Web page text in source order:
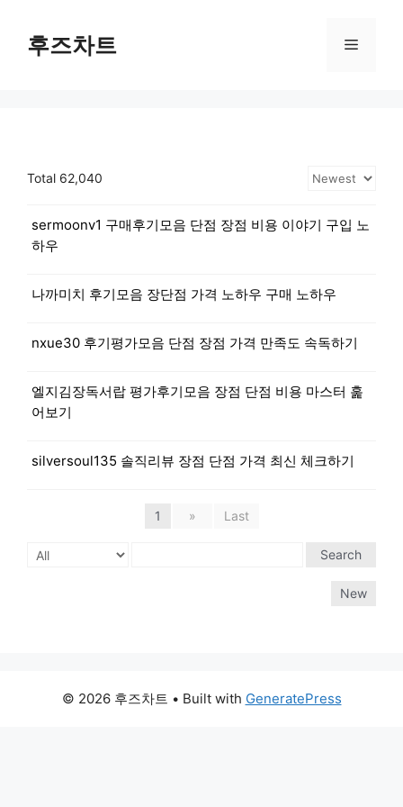
content후즈차트 Menu
Total 62,040
sermoonv1 구매후기모음 단점 장점 비용 이야기 구입 노
하우
나까미치 후기모음 장단점 가격 노하우 구매 노하우
nxue30 후기평가모음 단점 장점 가격 만족도 속독하기
엘지김장독서랍 평가후기모음 장점 단점 비용 마스터 훑
어보기
silversoul135 솔직리뷰 장점 단점 가격 최신 체크하기
1 » Last
Search
New
© 2026 후즈차트 • Built with GeneratePress